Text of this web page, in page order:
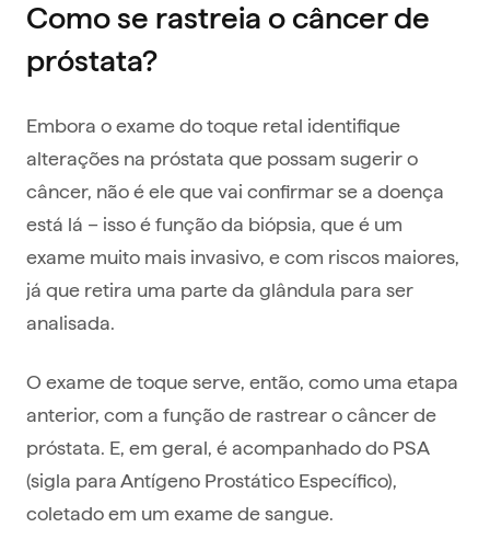
Como se rastreia o câncer de
próstata?
Embora o exame do toque retal identifique
alterações na próstata que possam sugerir o
câncer, não é ele que vai confirmar se a doença
está lá – isso é função da biópsia, que é um
exame muito mais invasivo, e com riscos maiores,
já que retira uma parte da glândula para ser
analisada.
O exame de toque serve, então, como uma etapa
anterior, com a função de rastrear o câncer de
próstata. E, em geral, é acompanhado do PSA
(sigla para Antígeno Prostático Específico),
coletado em um exame de sangue.